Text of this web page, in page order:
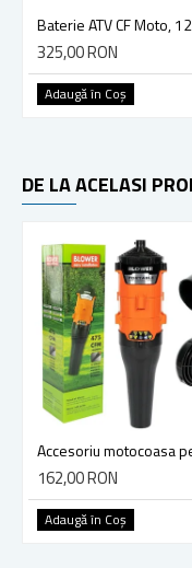
325,00 RON
Adaugă în Coş
DE LA ACELASI
162,00 RON
Adaugă în Coş